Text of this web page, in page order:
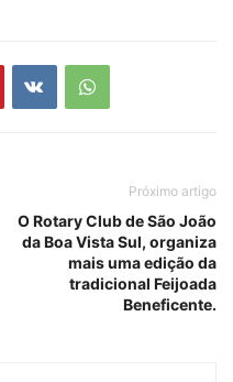
Próximo artigo
O Rotary Club de São João
da Boa Vista Sul, organiza
mais uma edição da
tradicional Feijoada
Beneficente.